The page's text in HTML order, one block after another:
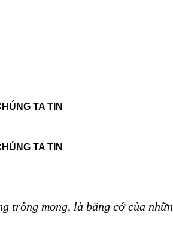
TA TIN
TA TIN
trông mong, là bằng cớ của